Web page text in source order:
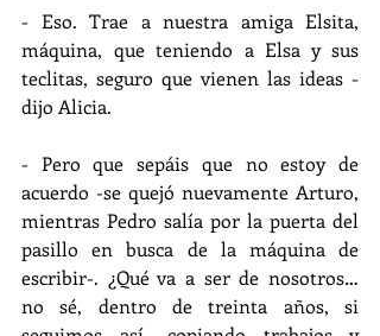
- Eso. Trae a nuestra amiga Elsita,
máquina, que teniendo a Elsa y sus
teclitas, seguro que vienen las ideas -
dijo Alicia.
- Pero que sepáis que no estoy de
acuerdo -se quejó nuevamente Arturo,
mientras Pedro salía por la puerta del
pasillo en busca de la máquina de
escribir-. ¿Qué va a ser de nosotros…
no sé, dentro de treinta años, si